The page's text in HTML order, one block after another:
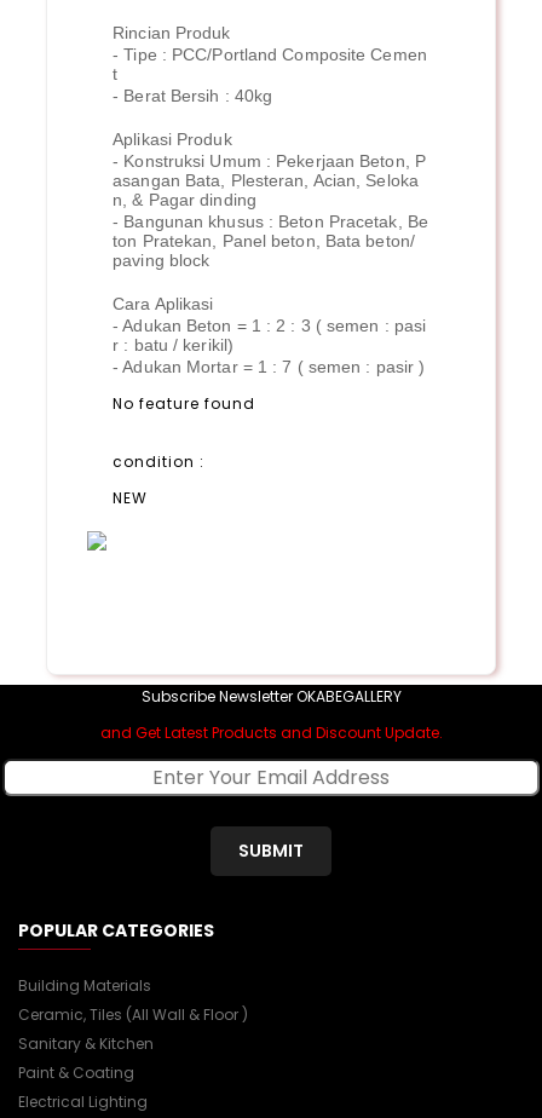
Rincian Produk
- Tipe : PCC/Portland Composite Cemen
t
- Berat Bersih : 40kg
Aplikasi Produk
- Konstruksi Umum : Pekerjaan Beton, P
asangan Bata, Plesteran, Acian, Seloka
n, & Pagar dinding
- Bangunan khusus : Beton Pracetak, Be
ton Pratekan, Panel beton, Bata beton/
paving block
Cara Aplikasi
- Adukan Beton = 1 : 2 : 3 ( semen : pasi
r : batu / kerikil)
- Adukan Mortar = 1 : 7 ( semen : pasir )
No feature found
condition :
NEW
Subscribe Newsletter OKABEGALLERY
and Get Latest Products and Discount Update.
SUBMIT
POPULAR CATEGORIES
Building Materials
Ceramic, Tiles (all Wall & Floor )
Sanitary & Kitchen
Paint & Coating
Electrical Lighting